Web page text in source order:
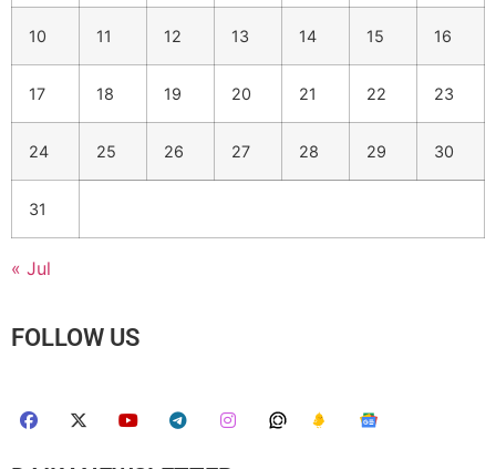
10 11 12 13 14 15 16
17 18 19 20 21 22 23
24 25 26 27 28 29 30
31
« Jul
FOLLOW US